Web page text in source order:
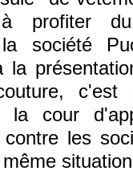
profiter du
société
la
c'est
la cour
contre les